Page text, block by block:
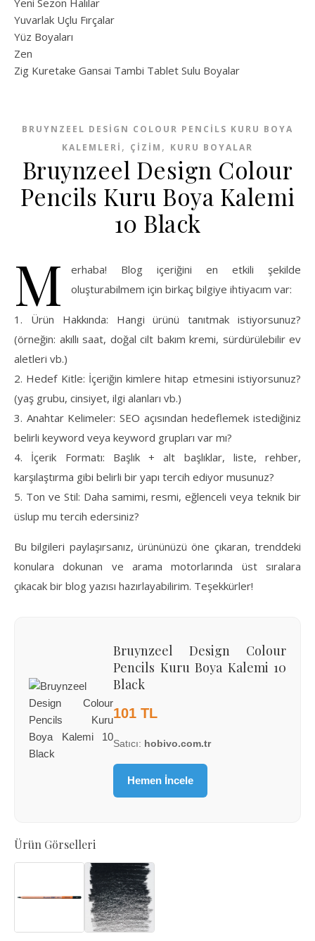
Yeni Sezon Halılar
Yuvarlak Uçlu Fırçalar
Yüz Boyaları
Zen
​Zig Kuretake Gansai Tambi Tablet Sulu Boyalar
BRUYNZEEL DESIGN COLOUR PENCILS KURU BOYA
KALEMLERI , ÇİZİM , KURU BOYALAR
Bruynzeel Design Colour
Pencils Kuru Boya Kalemi
10 Black
M
erhaba! Blog içeriğini en etkili şekilde
oluşturabilmem için birkaç bilgiye ihtiyacım var:
1. Ürün Hakkında: Hangi ürünü tanıtmak istiyorsunuz?
(örneğin: akıllı saat, doğal cilt bakım kremi, sürdürülebilir ev
aletleri vb.)
2. Hedef Kitle: İçeriğin kimlere hitap etmesini istiyorsunuz?
(yaş grubu, cinsiyet, ilgi alanları vb.)
3. Anahtar Kelimeler: SEO açısından hedeflemek istediğiniz
belirli keyword veya keyword grupları var mı?
4. İçerik Formatı: Başlık + alt başlıklar, liste, rehber,
karşılaştırma gibi belirli bir yapı tercih ediyor musunuz?
5. Ton ve Stil: Daha samimi, resmi, eğlenceli veya teknik bir
üslup mu tercih edersiniz?
Bu bilgileri paylaşırsanız, ürününüzü öne çıkaran, trenddeki
konulara dokunan ve arama motorlarında üst sıralara
çıkacak bir blog yazısı hazırlayabilirim. Teşekkürler!
Bruynzeel Design Colour
Pencils Kuru Boya Kalemi 10
Black
101 TL
Satıcı: hobivo.com.tr
Hemen İncele
Ürün Görselleri